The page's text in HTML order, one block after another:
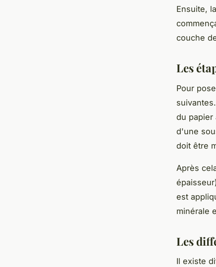
Ensuite,
couche
Les
Pour
du papier
d'une
doit être
Après
est
minérale
Les
Il existe